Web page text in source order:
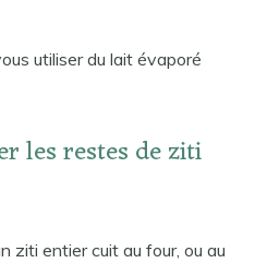
utiliser du lait évaporé
les restes de ziti
ziti entier cuit au four, ou au